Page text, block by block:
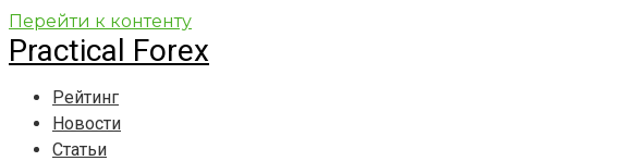
Перейти к контенту
Practical Forex
Рейтинг
Новости
Статьи